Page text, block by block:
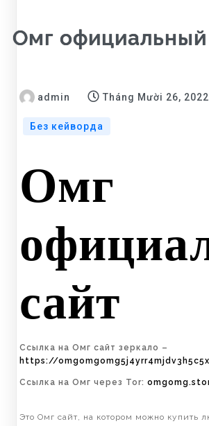
Омг официальный
admin Tháng Mười 26, 2022
Без кейворда
Омг
сайт
Ссылка на Омг сайт зеркало –
https://
Ссылка на Омг через Tor:
Это Омг сайт, на котором можно купить